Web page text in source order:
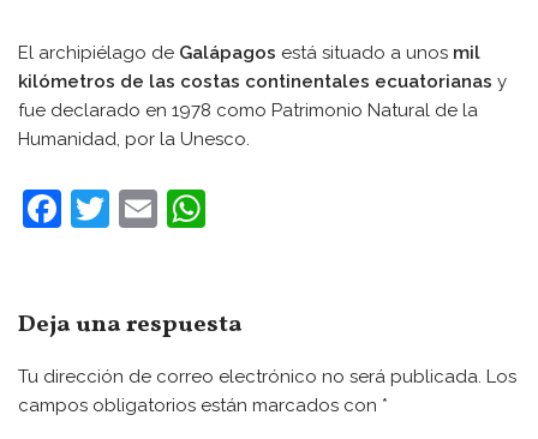
El archipiélago de Galápagos está situado a unos mil
kilómetros de las costas continentales ecuatorianas y
fue declarado en 1978 como Patrimonio Natural de la
Humanidad, por la Unesco.
F
e
b
o
T
er
E
l
s
A
p
Deja una respuesta
Tu dirección de correo electrónico no será publicada. Los
campos obligatorios están marcados con *